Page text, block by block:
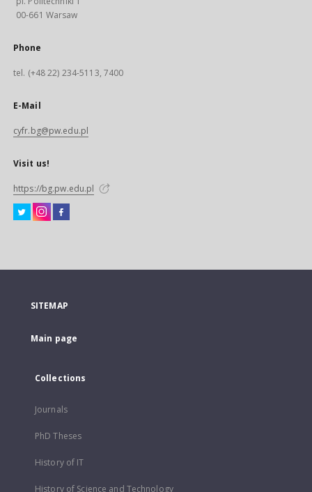
00-661 Warsaw
Phone
tel. (+48 22) 234-5113, 7400
E-Mail
cyfr.bg@pw.edu.pl
Visit us!
https://bg.pw.edu.pl
SITEMAP
Main page
Collections
Journals
PhD Theses
History of IT
History of Science and Technology